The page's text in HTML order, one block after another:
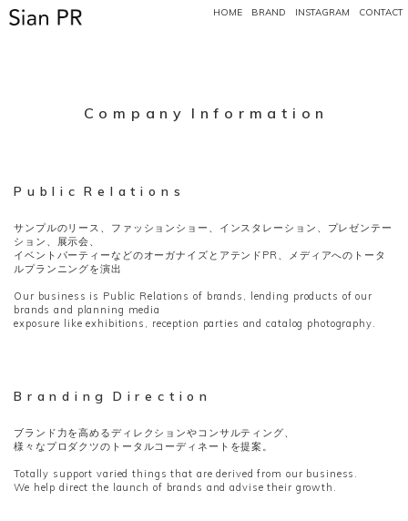
HOME BRAND INSTAGRAM CONTACT
C o m p a n y I n f o r m a t i o n
P u b l i c R e l a t i o n s
サンプルのリース、ファッションショー、インスタレーション、プレゼンテー
ション、展示会、
イベントパーティーなどのオーガナイズとアテンドPR、メディアへのトータ
ルプランニングを演出
Our business is Public Relations of brands, lending products of our
brands and planning media
exposure like exhibitions, reception parties and catalog photography.
B r a n d i n g D i r e c t i o n
ブランド力を高めるディレクションやコンサルティング、
様々なプロダクツのトータルコーディネートを提案。
Totally support varied things that are derived from our business.
We help direct the launch of brands and advise their growth.